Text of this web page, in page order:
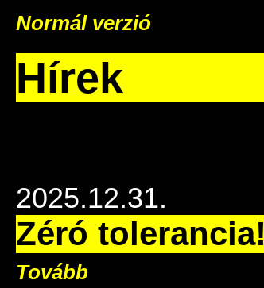
Normál verzió
Hírek
2025.12.31.
Zéró tolerancia!
Tovább